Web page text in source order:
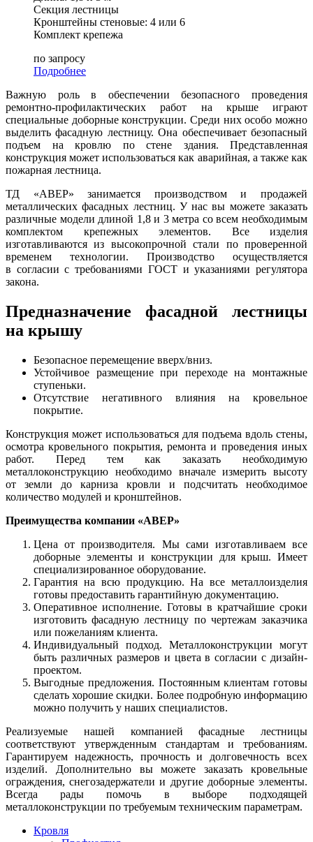
Секция лестницы
Кронштейны стеновые: 4 или 6
Комплект крепежа
по запросу
Подробнее
Важную роль в обеспечении безопасного проведения
ремонтно-профилактических работ на крыше играют
специальные доборные конструкции. Среди них особо можно
выделить фасадную лестницу. Она обеспечивает безопасный
подъем на кровлю по стене здания. Представленная
конструкция может использоваться как аварийная, а также как
пожарная лестница.
ТД «АВЕР» занимается производством и продажей
металлических фасадных лестниц. У нас вы можете заказать
различные модели длиной 1,8 и 3 метра со всем необходимым
комплектом крепежных элементов. Все изделия
изготавливаются из высокопрочной стали по проверенной
временем технологии. Производство осуществляется
в согласии с требованиями ГОСТ и указаниями регулятора
закона.
Предназначение фасадной лестницы
на крышу
Безопасное перемещение вверх/вниз.
Устойчивое размещение при переходе на монтажные
ступеньки.
Отсутствие негативного влияния на кровельное
покрытие.
Конструкция может использоваться для подъема вдоль стены,
осмотра кровельного покрытия, ремонта и проведения иных
работ. Перед тем как заказать необходимую
металлоконструкцию необходимо вначале измерить высоту
от земли до карниза кровли и подсчитать необходимое
количество модулей и кронштейнов.
Преимущества компании «АВЕР»
Цена от производителя. Мы сами изготавливаем все
доборные элементы и конструкции для крыш. Имеет
специализированное оборудование.
Гарантия на всю продукцию. На все металлоизделия
готовы предоставить гарантийную документацию.
Оперативное исполнение. Готовы в кратчайшие сроки
изготовить фасадную лестницу по чертежам заказчика
или пожеланиям клиента.
Индивидуальный подход. Металлоконструкции могут
быть различных размеров и цвета в согласии с дизайн-
проектом.
Выгодные предложения. Постоянным клиентам готовы
сделать хорошие скидки. Более подробную информацию
можно получить у наших специалистов.
Реализуемые нашей компанией фасадные лестницы
соответствуют утвержденным стандартам и требованиям.
Гарантируем надежность, прочность и долговечность всех
изделий. Дополнительно вы можете заказать кровельные
ограждения, снегозадержатели и другие доборные элементы.
Всегда рады помочь в выборе подходящей
металлоконструкции по требуемым техническим параметрам.
Кровля